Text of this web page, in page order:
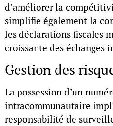
d’améliorer la
simplifie également la
les déclarations fiscales
croissante des échanges
Gestion des
La possession d’un
intracommunautaire
responsabilité de